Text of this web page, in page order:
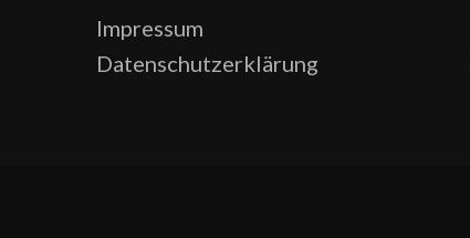
Impressum
Datenschutzerklärung